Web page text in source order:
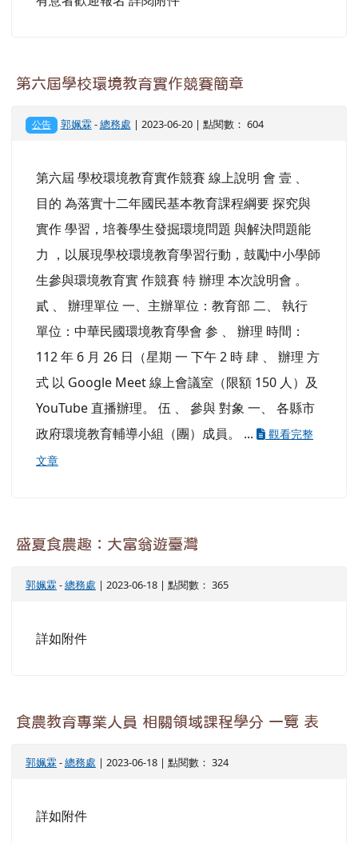
第六屆學校環境教育實作競賽簡章
公告 郭姵霖-總務處 | 2023-06-20 | 點閱數： 604
第六屆 學校環境教育實作競賽 線上說明 會 壹 、
目的 為落實十二年國民基本教育課程綱要 探究與
實作 學習，培養學生發掘環境問題 與解決問題能
力 ，以展現學校環境教育學習行動，鼓勵中小學師
生參與環境教育實 作競賽 特 辦理 本次說明會 。
貳 、 辦理單位 一、主辦單位：教育部 二、 執行
單位：中華民國環境教育學會 参 、 辦理 時間：
112 年 6 月 26 日（星期 一 下午 2 時 肆 、 辦理 方
式 以 Google Meet 線上會議室（限額 150 人）及
YouTube 直播辦理。 伍 、 參與 對象 一、 各縣市
政府環境教育輔導小組（團）成員。 ...
觀看完整
文章
盛夏食農趣：大富翁遊臺灣
郭姵霖-總務處 | 2023-06-18 | 點閱數： 365
詳如附件
食農教育專業人員 相關領域課程學分 一覽 表
郭姵霖-總務處 | 2023-06-18 | 點閱數： 324
詳如附件